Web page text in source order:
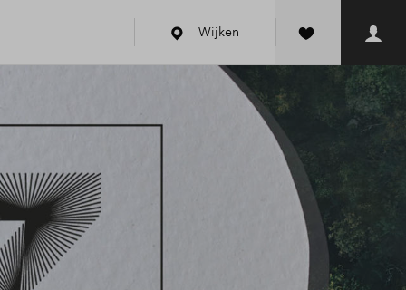
Wijken